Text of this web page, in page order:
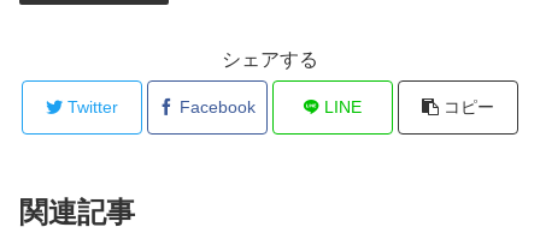
シェアする
Twitter Facebook LINE コピー
関連記事